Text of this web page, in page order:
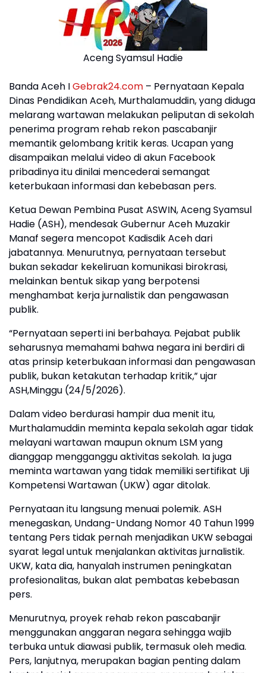
Aceng Syamsul Hadie
Banda Aceh IGebrak24.com – Pernyataan Kepala
Dinas Pendidikan Aceh, Murthalamuddin, yang diduga
melarang wartawan melakukan peliputan di sekolah
penerima program rehab rekon pascabanjir
memantik gelombang kritik keras. Ucapan yang
disampaikan melalui video di akun Facebook
pribadinya itu dinilai mencederai semangat
keterbukaan informasi dan kebebasan pers.
Ketua Dewan Pembina Pusat ASWIN, Aceng Syamsul
Hadie (ASH), mendesak Gubernur Aceh Muzakir
Manaf segera mencopot Kadisdik Aceh dari
jabatannya. Menurutnya, pernyataan tersebut
bukan sekadar kekeliruan komunikasi birokrasi,
melainkan bentuk sikap yang berpotensi
menghambat kerja jurnalistik dan pengawasan
publik.
“Pernyataan seperti ini berbahaya. Pejabat publik
seharusnya memahami bahwa negara ini berdiri di
atas prinsip keterbukaan informasi dan pengawasan
publik, bukan ketakutan terhadap kritik,” ujar
ASH,Minggu (24/5/2026).
Dalam video berdurasi hampir dua menit itu,
Murthalamuddin meminta kepala sekolah agar tidak
melayani wartawan maupun oknum LSM yang
dianggap mengganggu aktivitas sekolah. Ia juga
meminta wartawan yang tidak memiliki sertifikat Uji
Kompetensi Wartawan (UKW) agar ditolak.
Pernyataan itu langsung menuai polemik. ASH
menegaskan, Undang-Undang Nomor 40 Tahun 1999
tentang Pers tidak pernah menjadikan UKW sebagai
syarat legal untuk menjalankan aktivitas jurnalistik.
UKW, kata dia, hanyalah instrumen peningkatan
profesionalitas, bukan alat pembatas kebebasan
pers.
Menurutnya, proyek rehab rekon pascabanjir
menggunakan anggaran negara sehingga wajib
terbuka untuk diawasi publik, termasuk oleh media.
Pers, lanjutnya, merupakan bagian penting dalam